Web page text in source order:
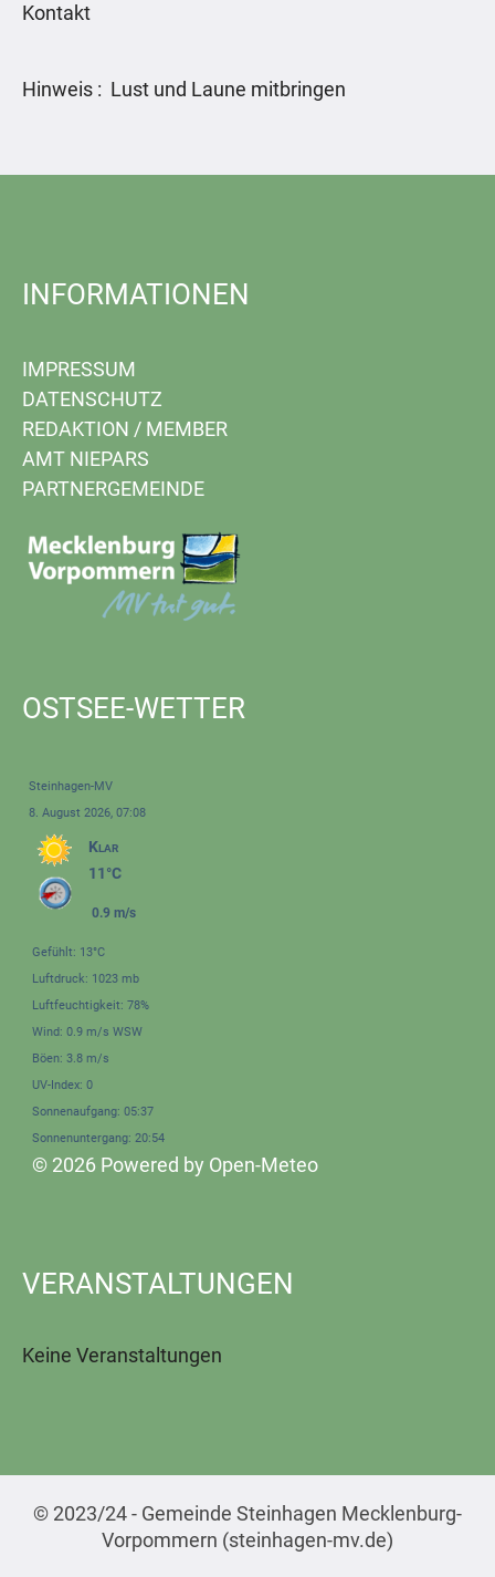
Kontakt
Hinweis : Lust und Laune mitbringen
INFORMATIONEN
IMPRESSUM
DATENSCHUTZ
REDAKTION / MEMBER
AMT NIEPARS
PARTNERGEMEINDE
OSTSEE-WETTER
Steinhagen-MV
8. August 2026, 07:08
Klar
11°C
0.9 m/s
Gefühlt: 13°C
Luftdruck: 1023 mb
Luftfeuchtigkeit: 78%
Wind: 0.9 m/s WSW
Böen: 3.8 m/s
UV-Index: 0
Sonnenaufgang: 05:37
Sonnenuntergang: 20:54
© 2026 Powered by Open-Meteo
VERANSTALTUNGEN
Keine Veranstaltungen
© 2023/24 - Gemeinde Steinhagen Mecklenburg-
Vorpommern (steinhagen-mv.de)